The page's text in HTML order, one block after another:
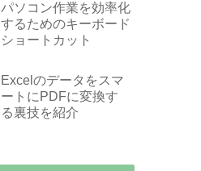
パソコン作業を効率化
するためのキーボード
ショートカット
Excelのデータをスマ
ートにPDFに変換す
る裏技を紹介